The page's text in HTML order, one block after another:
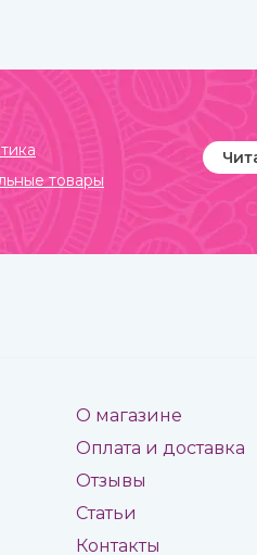
только
блюдам,
организм.
товары
О магазине
Оплата и доставка
Отзывы
Статьи
Контакты